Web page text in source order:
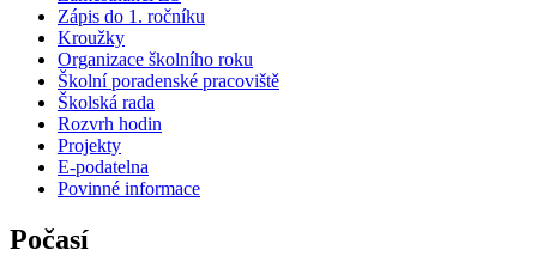
Zápis do 1. ročníku
Kroužky
Organizace školního roku
Školní poradenské pracoviště
Školská rada
Rozvrh hodin
Projekty
E-podatelna
Povinné informace
Počasí